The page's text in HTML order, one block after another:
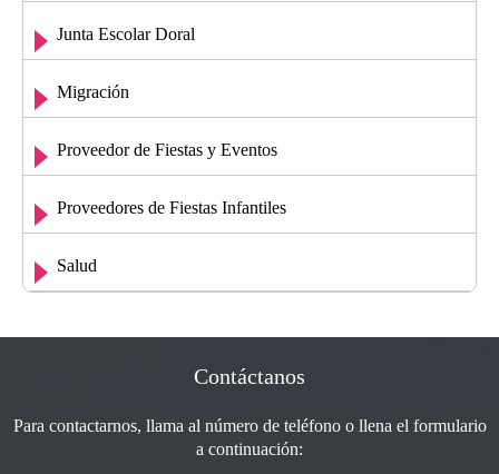
Junta Escolar Doral
Migración
Proveedor de Fiestas y Eventos
Proveedores de Fiestas Infantiles
Salud
Contáctanos
Para contactarnos, llama al número de teléfono o llena el formulario
a continuación: